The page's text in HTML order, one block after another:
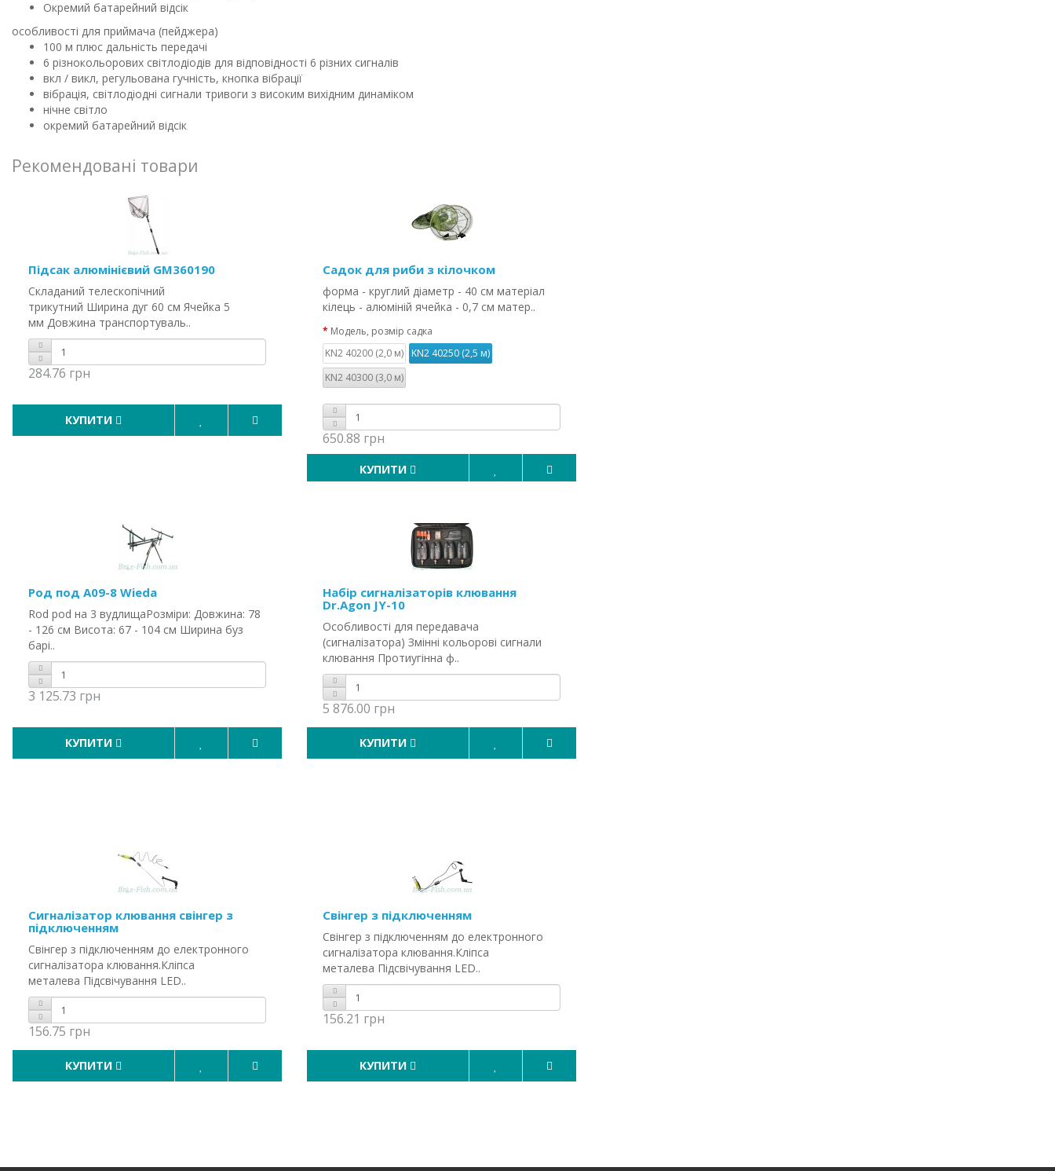
Окремий батарейний відсік
особливості для приймача (пейджера)
100 м плюс дальність передачі
6 різнокольорових світлодіодів для відповідності 6 різних сигналів
вкл / викл, регульована гучність, кнопка вібрації
вібрація, світлодіодні сигнали тривоги з високим вихідним динаміком
нічне світло
окремий батарейний відсік
Рекомендовані товари
Підсак алюмінієвий GM360190
Складаний телескопічний
трикутний Ширина дуг 60 см Ячейка 5
мм Довжина транспортуваль..
284.76 грн
КУПИТИ
Садок для риби з кілочком
форма - круглий діаметр - 40 см матеріал
кілець - алюміній ячейка - 0,7 см матер..
Модель, розмір садка
KN2 40200 (2,0 м)
KN2 40250 (2,5 м)
KN2 40300 (3,0 м)
650.88 грн
КУПИТИ
Род под A09-8 Wieda
Rod pod на 3 вудлищаРозміри: Довжина: 78
- 126 см Висота: 67 - 104 см Ширина буз
барі..
3 125.73 грн
КУПИТИ
Набір сигналізаторів клювання
Dr.Agon JY-10
Особливості для передавача
(сигналізатора) Змінні кольорові сигнали
клювання Протиугінна ф..
5 876.00 грн
КУПИТИ
Сигналізатор клювання свінгер з
підключенням
Свінгер з підключенням до електронного
сигналізатора клювання.Кліпса
металева Підсвічування LED..
156.75 грн
КУПИТИ
Свінгер з підключенням
Свінгер з підключенням до електронного
сигналізатора клювання.Кліпса
металева Підсвічування LED..
156.21 грн
КУПИТИ